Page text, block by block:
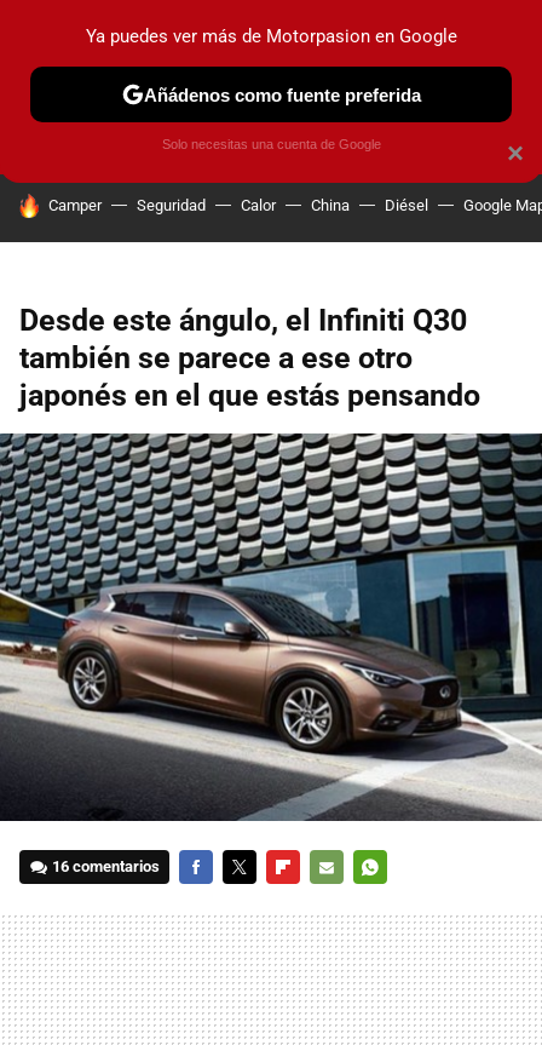
PRUEBAS COCHES ELÉCTRICOS OBSERVATORIO
HOY SE HABLA DE
Camper Seguridad Calor China Diésel Google
Desde este ángulo, el Infiniti Q30
también se parece a ese otro
japonés en el que estás pensando
16 comentarios
MAIL
×
Ya puedes ver más de Motorpasion en Google
Añádenos como fuente preferida
Solo necesitas una cuenta de Google